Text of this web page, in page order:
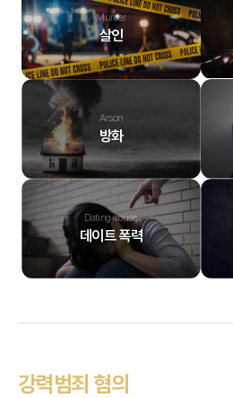
Murder
살인
Arson
방화
Dating abuse
데이트 폭력
강력범죄 혐의